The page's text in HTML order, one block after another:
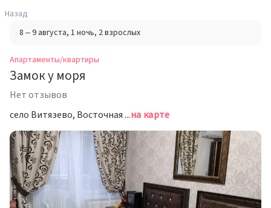
Назад
8 – 9 августа, 1 ночь, 2 взрослых
Апартаменты/квартиры
Замок у моря
Нет отзывов
село Витязево, Восточная улица, 30на карте